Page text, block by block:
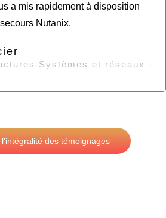
a mis rapidement à disposition
Nutanix.
Systèmes et réseaux -
l'intégralité des témoignages